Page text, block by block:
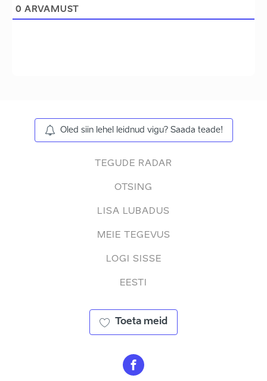
0 ARVAMUST
Oled siin lehel leidnud vigu? Saada teade!
TEGUDE RADAR
OTSING
LISA LUBADUS
MEIE TEGEVUS
LOGI SISSE
EESTI
Toeta meid